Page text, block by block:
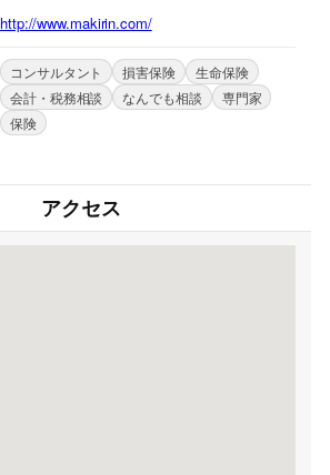
http://www.makirin.com/
コンサルタント 損害保険
生命保険
会計・税務相談
なんでも相談
専門家
保険
アクセス